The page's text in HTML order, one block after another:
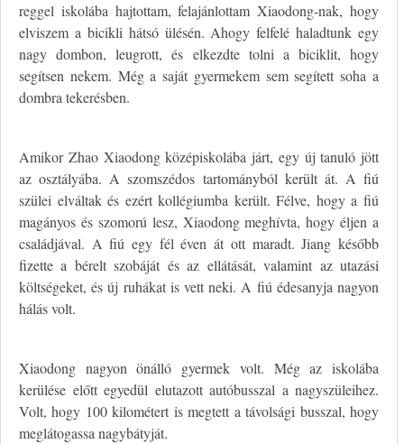
reggel iskolába hajtottam, felajánlottam Xiaodong-nak, hogy
elviszem a bicikli hátsó ülésén. Ahogy felfelé haladtunk egy
nagy dombon, leugrott, és elkezdte tolni a biciklit, hogy
segítsen nekem. Még a saját gyermekem sem segített soha a
dombra tekerésben.
Amikor Zhao Xiaodong középiskolába járt, egy új tanuló jött
az osztályába. A szomszédos tartományból került át. A fiú
szülei elváltak és ezért kollégiumba került. Félve, hogy a fiú
magányos és szomorú lesz, Xiaodong meghívta, hogy éljen a
családjával. A fiú egy fél éven át ott maradt. Jiang később
fizette a bérelt szobáját és az ellátását, valamint az utazási
költségeket, és új ruhákat is vett neki. A fiú édesanyja nagyon
hálás volt.
Xiaodong nagyon önálló gyermek volt. Még az iskolába
kerülése előtt egyedül elutazott autóbusszal a nagyszüleihez.
Volt, hogy 100 kilométert is megtett a távolsági busszal, hogy
meglátogassa nagybátyját.